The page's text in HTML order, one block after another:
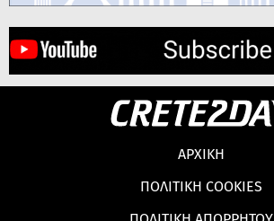
ΑΡΧΙΚΗ
ΠΟΛΙΤΙΚΗ COOKIES